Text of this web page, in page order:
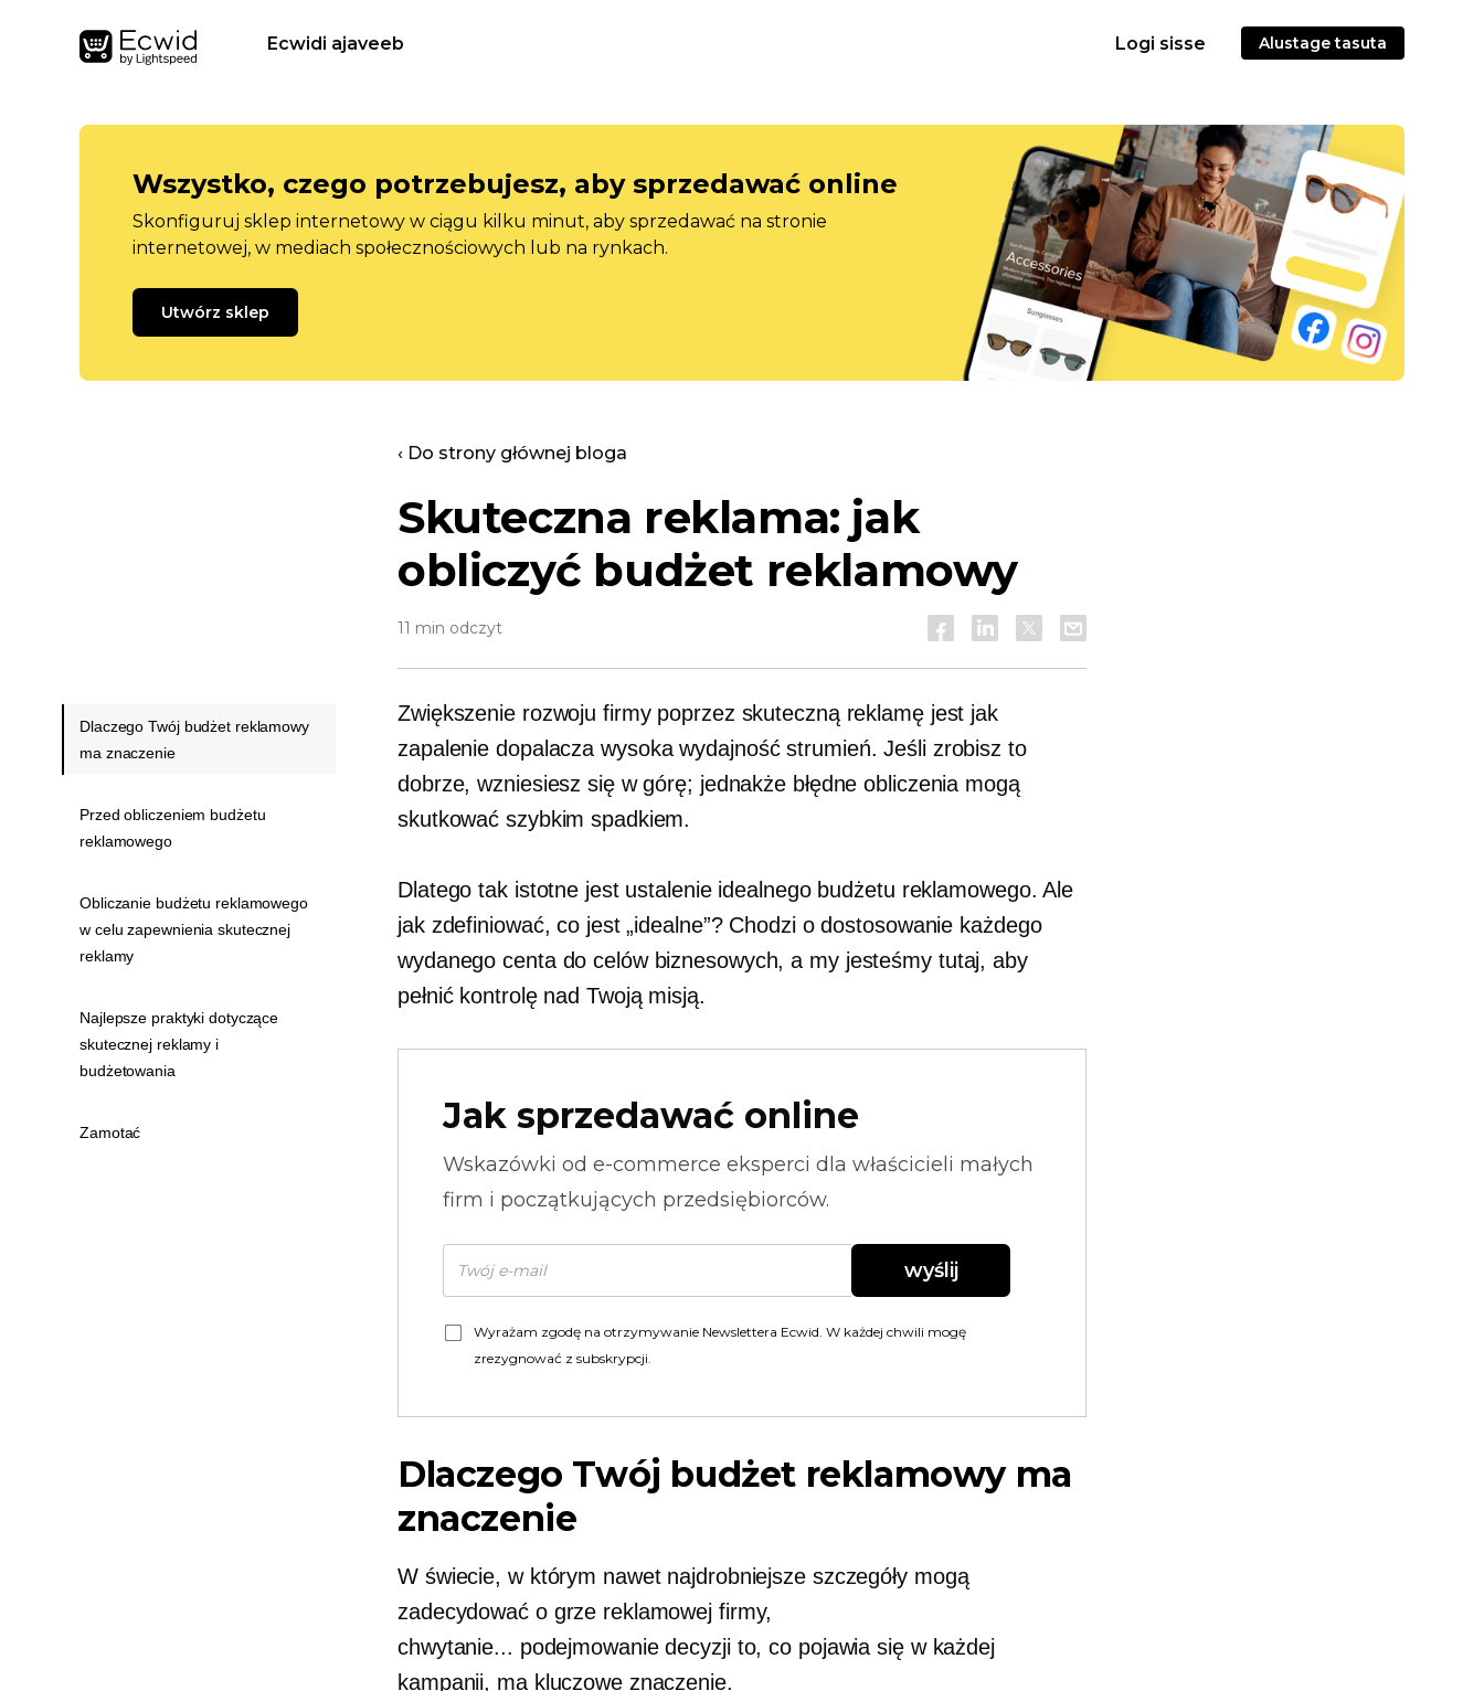
Ecwidi ajaveeb Logi sisse Alustage tasuta
Wszystko, czego potrzebujesz, aby sprzedawać online
Skonfiguruj sklep internetowy w ciągu kilku minut, aby sprzedawać na stronie
internetowej, w mediach społecznościowych lub na rynkach.
Utwórz sklep
‹ Do strony głównej bloga
Skuteczna reklama: jak
obliczyć budżet reklamowy
11 min odczyt
Zwiększenie rozwoju firmy poprzez skuteczną reklamę jest jak
zapalenie dopalacza wysoka wydajnośćstrumień. Jeśli zrobisz to
dobrze, wzniesiesz się w górę; jednakże błędne obliczenia mogą
skutkować szybkim spadkiem.
Dlatego tak istotne jest ustalenie idealnego budżetu reklamowego. Ale
jak zdefiniować, co jest „idealne”? Chodzi o dostosowanie każdego
wydanego centa do celów biznesowych, a my jesteśmy tutaj, aby
pełnić kontrolę nad Twoją misją.
Jak sprzedawać online
Wskazówki od e-commerce eksperci dla właścicieli małych
firm i początkujących przedsiębiorców.
wyślij
Wyrażam zgodę na otrzymywanie Newslettera Ecwid. W każdej chwili mogę
zrezygnować z subskrypcji.
Dlaczego Twój budżet reklamowy ma
znaczenie
W świecie, w którym nawet najdrobniejsze szczegóły mogą
zadecydować o grze reklamowej firmy,
chwytanie... podejmowanie decyzjito, co pojawia się w każdej
kampanii, ma kluczowe znaczenie.
Dlaczego Twój budżet reklamowy
ma znaczenie
Przed obliczeniem budżetu
reklamowego
Obliczanie budżetu reklamowego
w celu zapewnienia skutecznej
reklamy
Najlepsze praktyki dotyczące
skutecznej reklamy i
budżetowania
Zamotać